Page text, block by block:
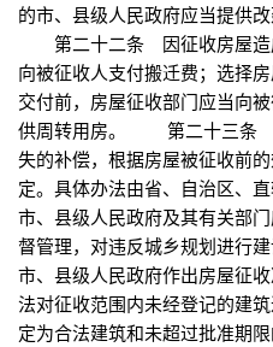
的市、县级人民政府应当提供
第二十二条 因征收房屋造
向被征收人支付搬迁费；选择
交付前，房屋征收部门应当向
供周转用房。 第二十三条
失的补偿，根据房屋被征收前
定。具体办法由省、自治区
市、县级人民政府及其有关部
督管理，对违反城乡规划进
市、县级人民政府作出房屋征
法对征收范围内未经登记的建
定为合法建筑和未超过批准期